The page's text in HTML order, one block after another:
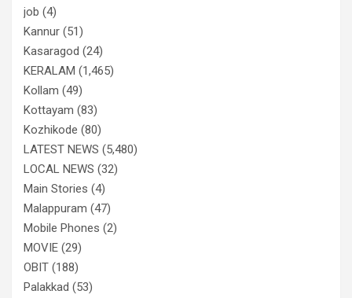
job (4)
Kannur (51)
Kasaragod (24)
KERALAM (1,465)
Kollam (49)
Kottayam (83)
Kozhikode (80)
LATEST NEWS (5,480)
LOCAL NEWS (32)
Main Stories (4)
Malappuram (47)
Mobile Phones (2)
MOVIE (29)
OBIT (188)
Palakkad (53)